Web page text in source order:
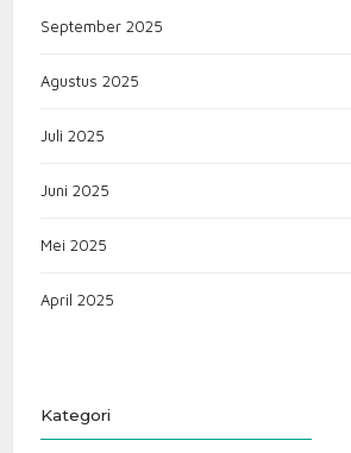
September 2025
Agustus 2025
Juli 2025
Juni 2025
Mei 2025
April 2025
Kategori